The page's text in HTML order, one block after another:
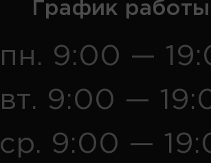
График
пн. 9:00 —
вт. 9:00 —
ср. 9:00 —